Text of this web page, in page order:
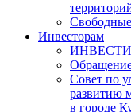
Инвесторам
Совет по
развитию
в городе